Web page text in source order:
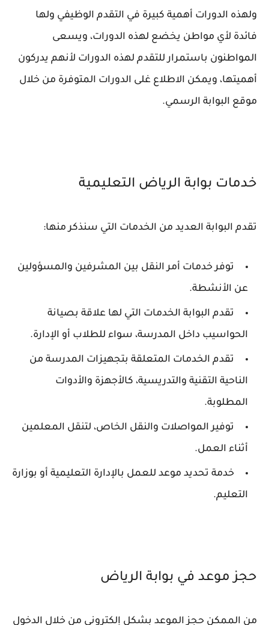
ولهذه الدورات أهمية كبيرة في التقدم الوظيفي ولها
فائدة لأي مواطن يخضع لهذه الدورات، ويسعى
المواطنون باستمرار للتقدم لهذه الدورات لأنهم يدركون
أهميتها، ويمكن الاطلاع غلى الدورات المتوفرة من خلال
موقع البوابة الرسمي.
خدمات بوابة الرياض التعليمية
تقدم البوابة العديد من الخدمات التي سنذكر منها:
توفر خدمات أمر النقل بين المشرفين والمسؤولين
عن الأنشطة.
تقدم البوابة الخدمات التي لها علاقة بصيانة
الحواسيب داخل المدرسة، سواء للطلاب أو الإدارة.
تقدم الخدمات المتعلقة بتجهيزات المدرسة من
الناحية التقنية والتدريسية، كالأجهزة والأدوات
المطلوبة.
توفير المواصلات والنقل الخاص، لتنقل المعلمين
أثناء العمل.
خدمة تحديد موعد للعمل بالإدارة التعليمية أو بوزارة
التعليم.
حجز موعد في بوابة الرياض
من الممكن حجز الموعد بشكل إلكتروني من خلال الدخول